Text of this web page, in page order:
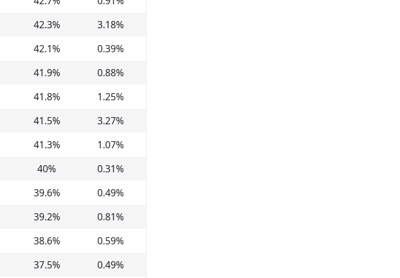
42.3% 3.18%
42.1% 0.39%
41.9% 0.88%
41.8% 1.25%
41.5% 3.27%
41.3% 1.07%
40% 0.31%
39.6% 0.49%
39.2% 0.81%
38.6% 0.59%
37.5% 0.49%